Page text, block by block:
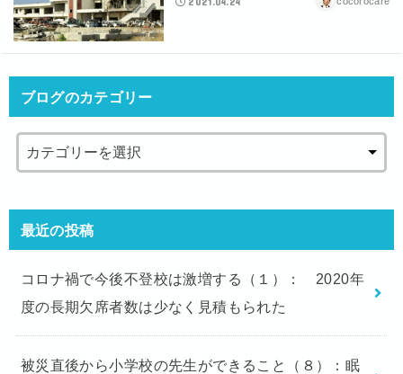
ブログのカテゴリー
最近の投稿
コロナ禍で今後不登校は激増する（１）： 2020年
度の長期欠席者数は少なく見積もられた
被災直後から小学校の先生ができること（８）：眠